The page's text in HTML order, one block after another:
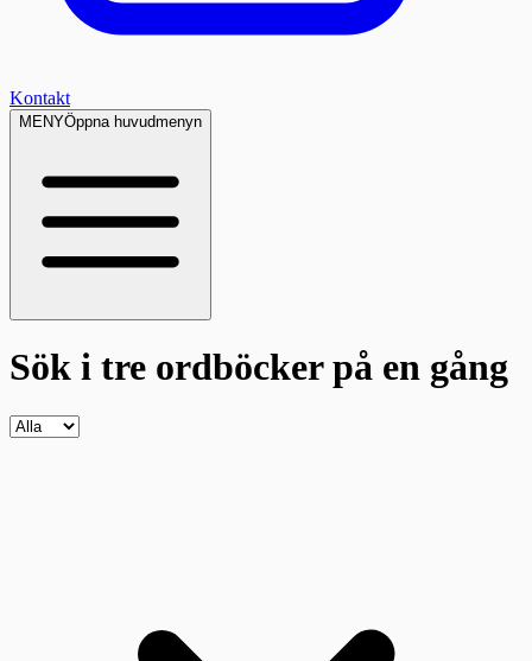
Kontakt
MENYÖppna huvudmenyn
Sök i tre ordböckerpå en gång